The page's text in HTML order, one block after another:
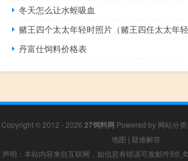
冬天怎么让水蛭吸血
赌王四个太太年轻时照片（赌王四任太太年轻
丹富仕饲料价格表
Copyright © 2012 - 2026 27饲料网 Powered by 网站分
地图 | 疑难解答
声明：本站内容来自互联网，如信息有错误可发邮件到